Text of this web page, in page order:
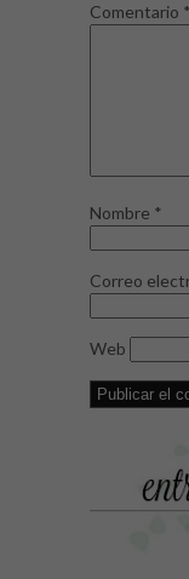
Comentario *
Nombre *
Correo
Web